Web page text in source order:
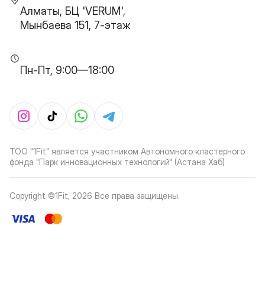
Алматы, БЦ 'VERUM',
Мынбаева 151, 7-этаж
Пн-Пт, 9:00—18:00
ТОО "1Fit" является участником Автономного кластерного
фонда "Парк инновационных технологий" (Астана Хаб)
Copyright ©1Fit, 2026 Все права защищены.